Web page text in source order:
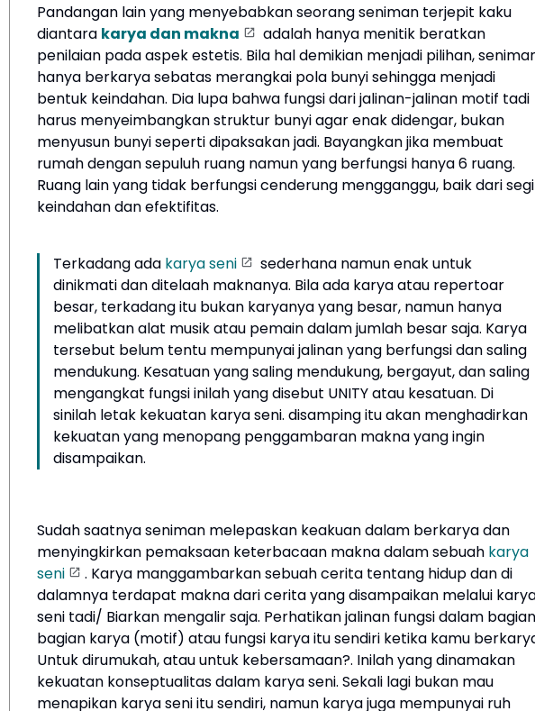
Pandangan lain yang menyebabkan seorang seniman terjepit kaku
diantara karya dan makna
adalah hanya menitik beratkan
penilaian pada aspek estetis. Bila hal demikian menjadi pilihan,
hanya berkarya sebatas merangkai pola bunyi sehingga menjadi
bentuk keindahan. Dia lupa bahwa fungsi dari jalinan-jalinan motif tadi
harus menyeimbangkan struktur bunyi agar enak didengar, bukan
menyusun bunyi seperti dipaksakan jadi. Bayangkan jika membuat
rumah dengan sepuluh ruang namun yang berfungsi hanya 6 ruang.
Ruang lain yang tidak berfungsi cenderung mengganggu, baik dari segi
keindahan dan efektifitas.
Terkadang ada karya seni
sederhana namun enak untuk
dinikmati dan ditelaah maknanya. Bila ada karya atau repertoar
besar, terkadang itu bukan karyanya yang besar, namun hanya
melibatkan alat musik atau pemain dalam jumlah besar saja. Karya
tersebut belum tentu mempunyai jalinan yang berfungsi dan saling
mendukung. Kesatuan yang saling mendukung, bergayut, dan saling
mengangkat fungsi inilah yang disebut UNITY atau kesatuan. Di
sinilah letak kekuatan karya seni. disamping itu akan menghadirkan
kekuatan yang menopang penggambaran makna yang ingin
disampaikan.
Sudah saatnya seniman melepaskan keakuan dalam berkarya dan
menyingkirkan pemaksaan keterbacaan makna dalam sebuah karya
seni
. Karya manggambarkan sebuah cerita tentang hidup dan di
dalamnya terdapat makna dari cerita yang disampaikan melalui
seni tadi/ Biarkan mengalir saja. Perhatikan jalinan fungsi dalam
bagian karya (motif) atau fungsi karya itu sendiri ketika kamu
Untuk dirumukah, atau untuk kebersamaan?. Inilah yang dinamakan
kekuatan konseptualitas dalam karya seni. Sekali lagi bukan mau
menapikan karya seni itu sendiri, namun karya juga mempunyai ruh